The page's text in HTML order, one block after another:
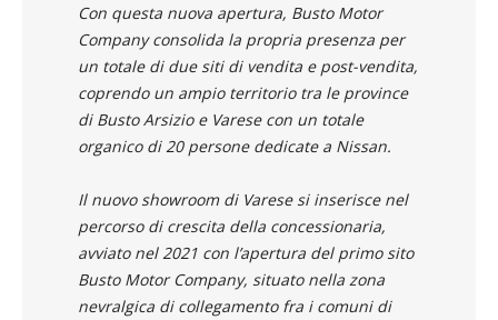
Con questa nuova apertura, Busto Motor
Company consolida la propria presenza per
un totale di due siti di vendita e post-vendita,
coprendo un ampio territorio tra le province
di Busto Arsizio e Varese con un totale
organico di 20 persone dedicate a Nissan.
Il nuovo showroom di Varese si inserisce nel
percorso di crescita della concessionaria,
avviato nel 2021 con l’apertura del primo sito
Busto Motor Company, situato nella zona
nevralgica di collegamento fra i comuni di